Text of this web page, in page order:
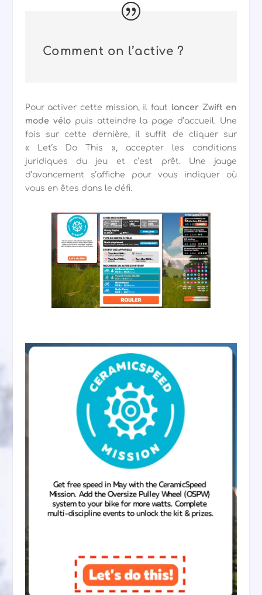
Comment on l’active ?
Pour activer cette mission, il faut lancer Zwift en
mode vélopuis atteindre la page d’accueil. Une
fois sur cette dernière, il suffit de cliquer sur
« Let’s Do This », accepter les conditions
juridiques du jeu et c’est prêt. Une jauge
d’avancement s’affiche pour vous indiquer où
vous en êtes dans le défi.